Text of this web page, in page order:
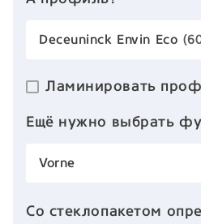
Deceuninck Envin Eco
Ламинировать
Ещё нужно выбрать
Vorne
Со стеклопакетом